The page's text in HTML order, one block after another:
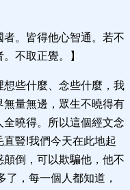
者。皆得他心智通。若不
不取正覺。】
些什麼、念些什麼，我
量無邊，眾生不曉得有
曉得。所以這個經文念
豎!我們今天在此地起
倒，可以欺騙他，他不
，每一個人都知道，